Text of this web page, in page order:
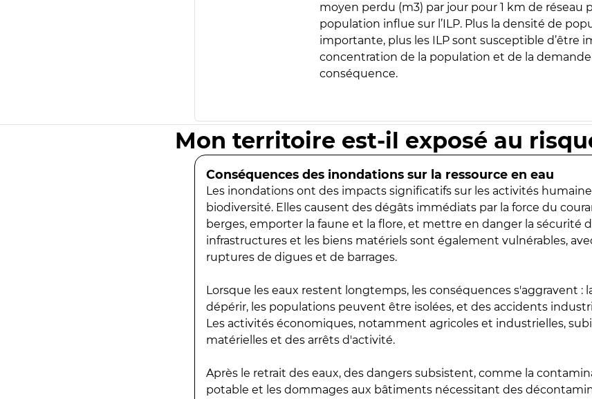
moyen perdu (m3) par jour pour 1 km de réseau
population influe sur l’ILP. Plus la densité de
importante, plus les ILP sont susceptible d’être
concentration de la population et de la
conséquence.
Mon territoire est-il exposé au
Conséquences des inondations sur la ressource en eau
Les inondations ont des impacts significatifs sur les activités
biodiversité. Elles causent des dégâts immédiats par la force du
berges, emporter la faune et la flore, et mettre en danger la sécurité
infrastructures et les biens matériels sont également vulnérables,
ruptures de digues et de barrages.
Lorsque les eaux restent longtemps, les conséquences s'aggravent :
dépérir, les populations peuvent être isolées, et des accidents
Les activités économiques, notamment agricoles et industrielles,
matérielles et des arrêts d'activité.
Après le retrait des eaux, des dangers subsistent, comme la
potable et les dommages aux bâtiments nécessitant des